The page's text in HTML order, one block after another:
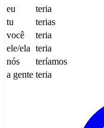
eu
teria
tu
terias
você
teria
ele/ela teria
nós
teríamos
a gente teria